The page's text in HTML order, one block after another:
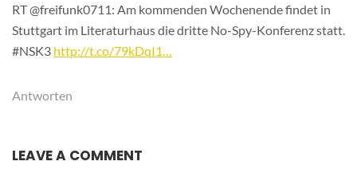
RT @freifunk0711: Am kommenden Wochenende findet in
Stuttgart im Literaturhaus die dritte No-Spy-Konferenz statt.
#NSK3 http://t.co/79kDqI1…
Antworten
LEAVE A COMMENT